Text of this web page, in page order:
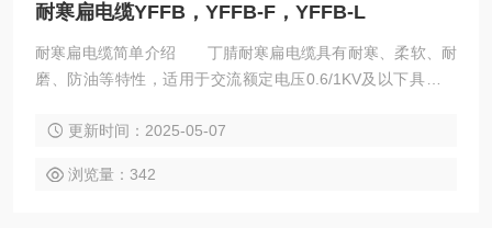
耐寒扁电缆YFFB，YFFB-F，YFFB-L
耐寒扁电缆简单介绍 丁腈耐寒扁电缆具有耐寒、柔软、耐
磨、防油等特性，适用于交流额定电压0.6/1KV及以下具有耐
力传输线及控制、照明、通讯线路，本产品已广泛应用于冶
缆柔软性能好。 丁腈扁电缆的详细介绍 一、概述：
更新时间：2025-05-07
浏览量：342